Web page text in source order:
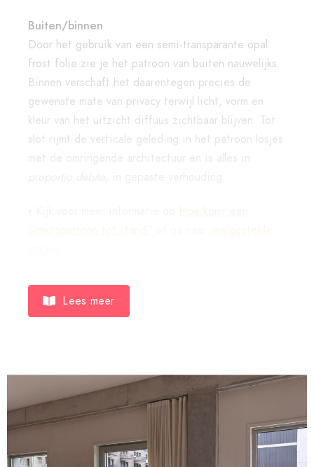
Buiten/binnen
Door het gebruik van een semi-transparante opal
frost folie zie je het patroon van buiten nauwelijks.
Binnen verschaft het daarentegen precies de
gewenste mate van privacy terwijl licht, vorm en
kleur van het uitzicht diffuus zichtbaar blijven. Tot
slot rijmt de verticale geleding in het patroon losjes
Hoe komt een
Lees meer